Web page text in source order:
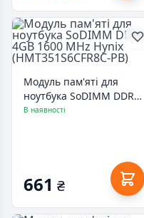
Модуль пам'яті для
ноутбука SoDIMM DDR3
4GB 1600 MHz Hynix
В наявності
661 ₴